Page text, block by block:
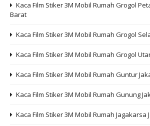
Kaca Film Stiker 3M Mobil Rumah Grogol
Barat
Kaca Film Stiker 3M Mobil Rumah Grogol
Kaca Film Stiker 3M Mobil Rumah Grogol
Kaca Film Stiker 3M Mobil Rumah Guntur
Kaca Film Stiker 3M Mobil Rumah Gunung
Kaca Film Stiker 3M Mobil Rumah Jagakarsa